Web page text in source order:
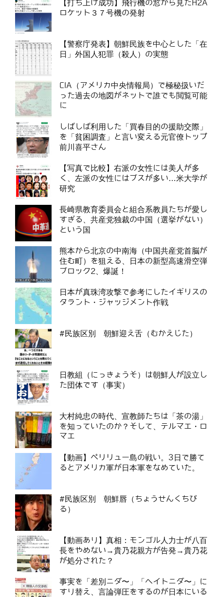
【打ち上げ成功】飛行機の窓から見たH2A
ロケット３７号機の発射
【警察庁発表】朝鮮民族を中心とした「在
日」外国人犯罪（殺人）の実態
CIA（アメリカ中央情報局）で極秘扱いだ
った過去の地図がネットで誰でも閲覧可能
に
しばしば利用した「買春目的の援助交際」
を「貧困調査」と言い変える元官僚トップ
前川喜平さん
【写真で比較】右派の女性には美人が多
く、左派の女性にはブスが多い…米大学が
研究
長崎県教育委員会と組合系教員たちが愛し
すぎる、共産党独裁の中国（選挙がない）
という国
熊本から北京の中南海（中国共産党首脳が
住む町）を狙える、日本の新型高速滑空弾
ブロック2、爆誕！
日本が真珠湾攻撃で参考にしたイギリスの
タラント・ジャッジメント作戦
#民族区別 朝鮮迎え舌（むかえじた）
日教組（にっきょうそ）は朝鮮人が設立し
た団体です（事実）
大村純忠の時代、宣教師たちは「茶の湯」
を知っていたのか？そして、テルマエ・ロ
マエ
【動画】ペリリュー島の戦い。3日で勝て
るとアメリカ軍が日本軍をなめていた。
#民族区別 朝鮮唇（ちょうせんくちび
る）
【動画あり】真相：モンゴル人力士が八百
長をやめない→貴乃花親方が告発→貴乃花
が処分された？
事実を「差別ニダ〜」「ヘイトニダ〜」に
すり替え、言論弾圧をするのが日本にいる